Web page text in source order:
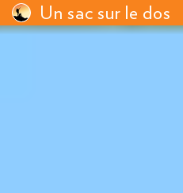
Un sac sur le dos